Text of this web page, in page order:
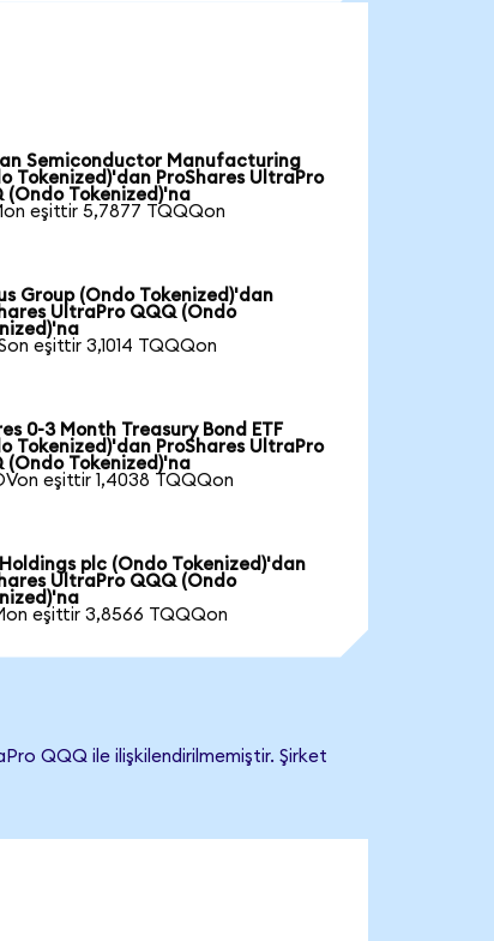
Semiconductor Manufacturing
Tokenized)'dan ProShares UltraPro
(Ondo Tokenized)'na
eşittir 5,7877 TQQQon
Group (Ondo Tokenized)'dan
UltraPro QQQ (Ondo
eşittir 3,1014 TQQQon
0-3 Month Treasury Bond ETF
Tokenized)'dan ProShares UltraPro
(Ondo Tokenized)'na
eşittir 1,4038 TQQQon
plc (Ondo Tokenized)'dan
UltraPro QQQ (Ondo
eşittir 3,8566 TQQQon
QQQ ile ilişkilendirilmemiştir. Şirket